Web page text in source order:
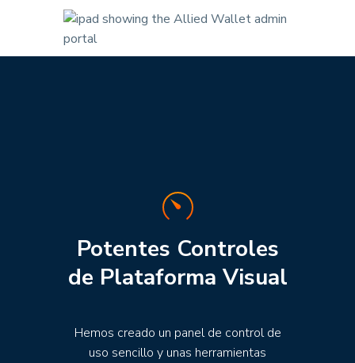
Potentes Controles
de Plataforma Visual
Hemos creado un panel de control de
uso sencillo y unas herramientas